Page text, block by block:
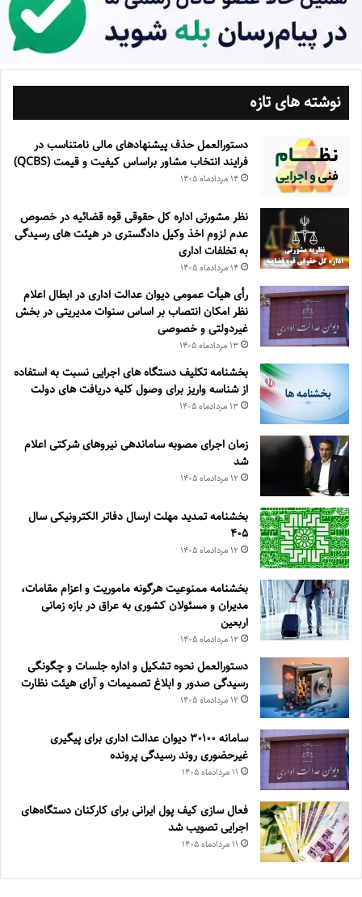
نوشته های تازه
دستورالعمل حذف پيشنهادهای مالی نامتناسب در
فرايند انتخاب مشاور براساس كيفيت و قيمت (QCBS)
۱۴ مرداد‌ماه ۱۴۰۵
نظر مشورتی اداره کل حقوقی قوه قضائیه در خصوص
عدم لزوم اخذ وکیل دادگستری در هیئت های رسیدگی
به تخلفات اداری
۱۴ مرداد‌ماه ۱۴۰۵
رأی هیأت عمومی دیوان عدالت اداری در ابطال اعلام
نظر امکان انتصاب بر اساس سنوات مدیریتی در بخش
غیردولتی و خصوصی
۱۳ مرداد‌ماه ۱۴۰۵
بخشنامه تکلیف دستگاه های اجرایی نسبت به استفاده
از شناسه واریز برای وصول کلیه دریافت های دولت
۱۳ مرداد‌ماه ۱۴۰۵
زمان اجرای مصوبه ساماندهی نیروهای شرکتی اعلام
شد
۱۲ مرداد‌ماه ۱۴۰۵
بخشنامه تمدید مهلت ارسال دفاتر الکترونیکی سال
۴۰۵
۱۲ مرداد‌ماه ۱۴۰۵
بخشنامه ممنوعیت هرگونه ماموریت و اعزام مقامات،
مدیران و مسئولان کشوری به عراق در بازه زمانی
اربعین
۱۲ مرداد‌ماه ۱۴۰۵
دستورالعمل نحوه تشکیل و اداره جلسات و چگونگی
رسیدگی صدور و ‏ابلاغ تصمیمات و‎ ‎آرای هیئت نظارت
۱۲ مرداد‌ماه ۱۴۰۵
سامانه ۳۰۱۰۰ دیوان عدالت اداری برای پیگیری
غیرحضوری روند رسیدگی پرونده
۱۱ مرداد‌ماه ۱۴۰۵
فعال سازی کیف پول ایرانی برای کارکنان دستگاه‌های
اجرایی تصویب شد
۱۱ مرداد‌ماه ۱۴۰۵